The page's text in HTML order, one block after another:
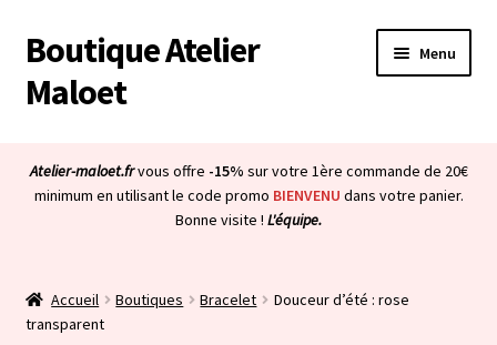
Aller
à
la
Aller
au
contenu
Boutique Atelier
Maloet
Menu
Boutique
Ouvrir
À propos & CGV
Atelier-maloet.frvous offre -15% sur votre 1ère commande de 20€
minimum en utilisant le code promo BIENVENU dans votre panier.
Bonne visite ! L'équipe.
Accueil Boutiques Bracelet
Douceur d’été : rose
transparent